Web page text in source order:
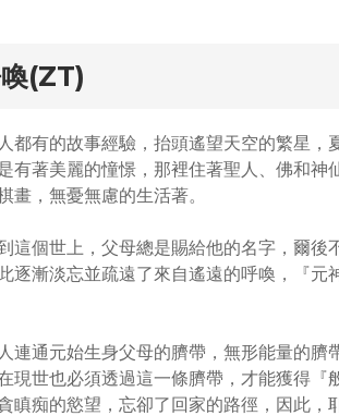
(ZT)
都有的故事經驗，抬頭遙望天空的繁星
有著美麗的憧憬，那裡住著聖人、佛和
畫，無憂無慮的生活著。
這個世上，父母總是賜給他的名字，爾後
逐漸淡忘並疏遠了來自遙遠的呼喚，『
連通元始生身父母的臍帶，無形能量的
現世也必須透過這一條臍帶，才能獲得
瞋痴的慾望，忘卻了回家的路徑，因此